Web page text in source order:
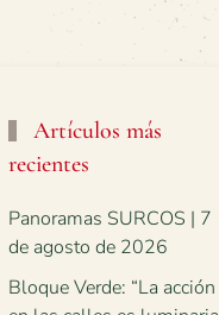
Artículos más
recientes
Panoramas SURCOS | 7
de agosto de 2026
Bloque Verde: “La acción